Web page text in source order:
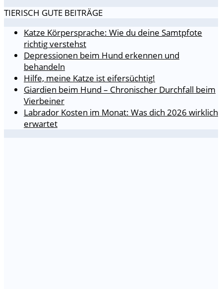
TIERISCH GUTE BEITRÄGE
Katze Körpersprache: Wie du deine Samtpfote
richtig verstehst
Depressionen beim Hund erkennen und
behandeln
Hilfe, meine Katze ist eifersüchtig!
Giardien beim Hund – Chronischer Durchfall beim
Vierbeiner
Labrador Kosten im Monat: Was dich 2026 wirklich
erwartet